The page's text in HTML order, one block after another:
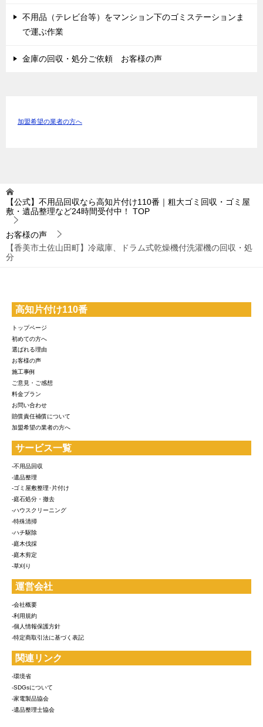
不用品（テレビ台等）をマンション下のゴミステーションま
で運ぶ作業
金庫の回収・処分ご依頼 お客様の声
加盟希望の業者の方へ
【公式】不用品回収なら高知片付け110番｜粗大ゴミ回収・ゴミ屋
敷・遺品整理など24時間受付中！
TOP
お客様の声
【香美市土佐山田町】冷蔵庫、ドラム式乾燥機付洗濯機の回収・処
分
高知片付け110番
トップページ
初めての方へ
選ばれる理由
お客様の声
施工事例
ご意見・ご感想
料金プラン
お問い合わせ
賠償責任補償について
加盟希望の業者の方へ
サービス一覧
-不用品回収
-遺品整理
-ゴミ屋敷整理･片付け
-庭石処分・撤去
-ハウスクリーニング
-特殊清掃
-ハチ駆除
-庭木伐採
-庭木剪定
-草刈り
運営会社
-会社概要
-利用規約
-個人情報保護方針
-特定商取引法に基づく表記
関連リンク
-環境省
-SDGsについて
-家電製品協会
-遺品整理士協会